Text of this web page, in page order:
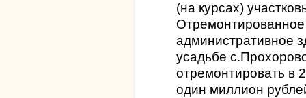
(на курсах)
административное
усадьбе
отремонтировать в
один миллион